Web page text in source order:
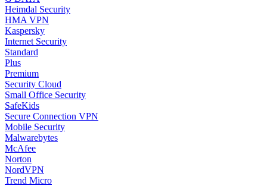
Heimdal Security
HMA VPN
Kaspersky
Internet Security
Standard
Plus
Premium
Security Cloud
Small Office Security
SafeKids
Secure Connection VPN
Mobile Security
Malwarebytes
McAfee
Norton
NordVPN
Trend Micro